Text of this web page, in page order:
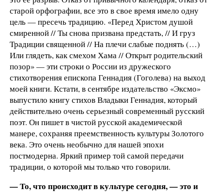
старой орфографии, все это в свое время имело одну
цель — пресечь традицию. «Перед Христом душой
смиренной // Ты снова призвана предстать, // И груз
Традиции священной // На плечи слабые поднять (…)
Или глядеть, как смехом Хама // Открыт родительский
позор» — эти строки о России из дружеского
стихотворения епископа Геннадия (Гоголева) на выход
моей книги. Кстати, в сентябре издательство «Эксмо»
выпустило книгу стихов Владыки Геннадия, который
действительно очень серьезный современный русский
поэт. Он пишет в чистой русской академической
манере, сохраняя преемственность культуры Золотого
века. Это очень необычно для нашей эпохи
постмодерна. Яркий пример той самой передачи
традиции, о которой мы только что говорили.
— То, что происходит в культуре сегодня, — это и